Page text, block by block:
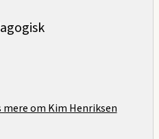
om Kim Henriksen